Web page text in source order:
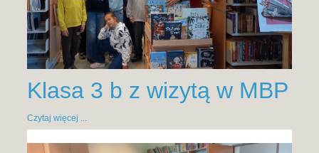
Klasa 3 b z wizytą w MBP
Czytaj więcej ...